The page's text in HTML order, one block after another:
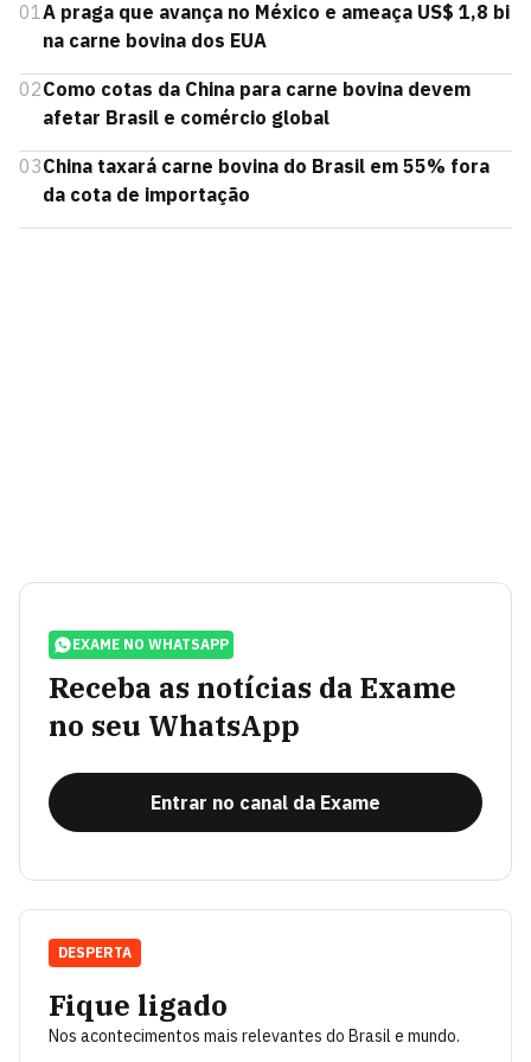
01 A praga que avança no México e ameaça US$ 1,8 bi
na carne bovina dos EUA
02Como cotas da China para carne bovina devem
afetar Brasil e comércio global
03China taxará carne bovina do Brasil em 55% fora
da cota de importação
EXAME NO WHATSAPP
Receba as notícias da Exame
no seu WhatsApp
Entrar no canal da Exame
Fique ligado
Nos acontecimentos mais relevantes do Brasil e mundo.
DESPERTA